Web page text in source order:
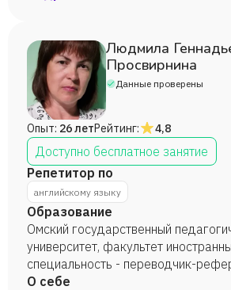
Людмила
Просвирнина
Данные проверены
Опыт: 26 летРейтинг: 4,8
Доступно бесплатное занятие
Репетитор по
английскому языку
Образование
Омский государственный
университет, факультет
специальность - переводчик-
и немецкого языков, 1996 год.
О себе